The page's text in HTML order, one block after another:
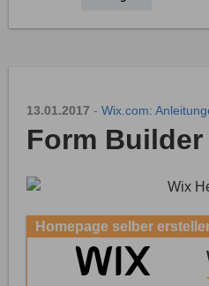
13.01.2017 - Wix.com:
Form
Homepage selber